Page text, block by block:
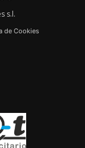
s.l.
de Cookies